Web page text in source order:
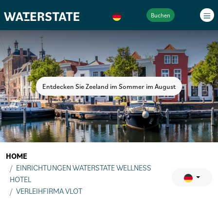
Buchen
Entdecken Sie Zeeland im Sommer im August
HOME
EINRICHTUNGEN WATERSTATE WELLNESS
HOTEL
VERLEIHFIRMA VLOT